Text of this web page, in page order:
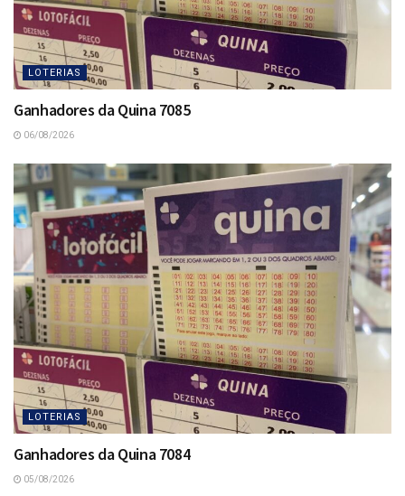
LOTERIAS
Ganhadores da Quina 7085
06/08/2026
LOTERIAS
Ganhadores da Quina 7084
05/08/2026